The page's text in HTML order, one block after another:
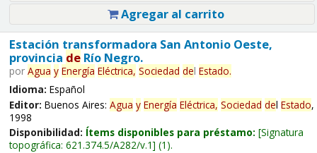
Agregar al carrito
Estación transformadora San Antonio Oeste,
provincia deRío Negro.
por Agua y Energía Eléctrica, Sociedad del Estado.
Idioma: Español
Editor: Buenos Aires: Agua y Energía Eléctrica, Sociedad del Estado,
1998
Disponibilidad: Ítems disponibles para préstamo: Signatura
topográfica: 621.374.5/A282/v.1 (1).